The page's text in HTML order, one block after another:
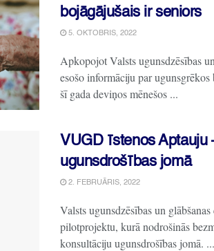
bojāgājušais ir seniors
5. OKTOBRIS, 2022
Apkopojot Valsts ugunsdzēsības
esošo informāciju par
šī gada deviņos mēnešos ...
VUGD īstenos Aptauju
ugunsdrošības jomā
2. FEBRUĀRIS, 2022
Valsts ugunsdzēsības un
pilotprojektu, kurā nodrošinās
konsultāciju ugunsdrošības jomā. ...